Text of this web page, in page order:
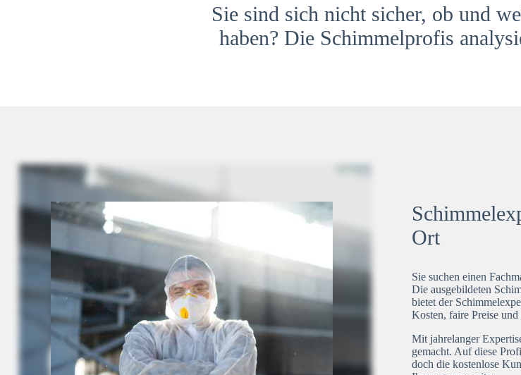
Sie sind sich nicht sicher, ob und
haben? Die Schimmelprofis
Ort
Sie suchen einen
Die ausgebildeten
bietet der
Kosten, faire Preise
Mit jahrelanger
gemacht. Auf diese
doch die kostenlose